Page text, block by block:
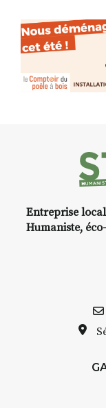
en
Entreprise
Humaniste,